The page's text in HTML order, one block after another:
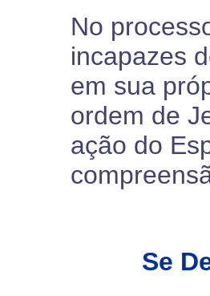
No
incapazes
em sua
ordem de
ação do
Se